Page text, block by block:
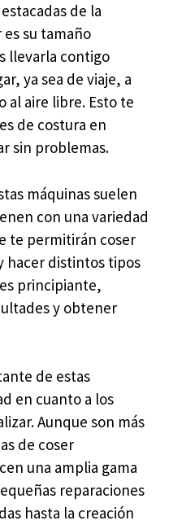
de la
su tamaño
llevarla contigo
ya sea de viaje, a
al aire libre. Esto te
de costura en
sin problemas.
máquinas suelen
con una variedad
te permitirán coser
hacer distintos tipos
principiante,
y obtener
de estas
en cuanto a los
Aunque son más
de coser
una amplia gama
reparaciones
hasta la creación